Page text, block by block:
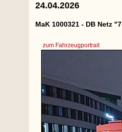
24.04.2026
MaK 1000321 - DB Netz
zum Fahrzeugportrait